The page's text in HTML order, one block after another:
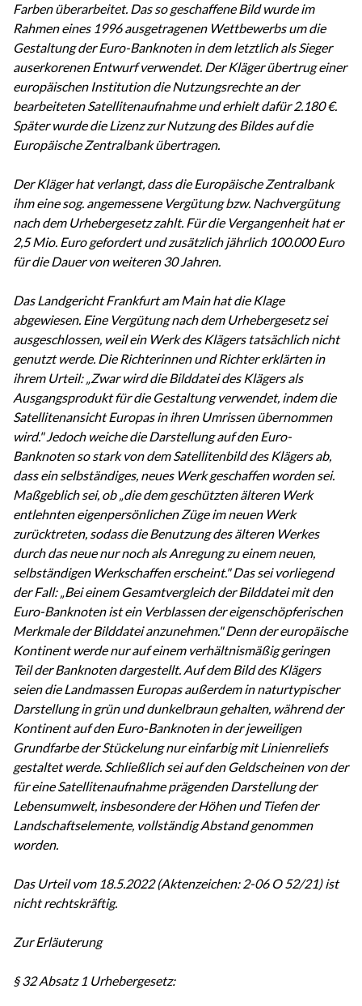
Farben überarbeitet. Das so geschaffene Bild wurde im
Rahmen eines 1996 ausgetragenen Wettbewerbs um die
Gestaltung der Euro-Banknoten in dem letztlich als Sieger
auserkorenen Entwurf verwendet. Der Kläger übertrug einer
europäischen Institution die Nutzungsrechte an der
bearbeiteten Satellitenaufnahme und erhielt dafür 2.180 €.
Später wurde die Lizenz zur Nutzung des Bildes auf die
Europäische Zentralbank übertragen.
Der Kläger hat verlangt, dass die Europäische Zentralbank
ihm eine sog. angemessene Vergütung bzw. Nachvergütung
nach dem Urhebergesetz zahlt. Für die Vergangenheit hat er
2,5 Mio. Euro gefordert und zusätzlich jährlich 100.000 Euro
für die Dauer von weiteren 30 Jahren.
Das Landgericht Frankfurt am Main hat die Klage
abgewiesen. Eine Vergütung nach dem Urhebergesetz sei
ausgeschlossen, weil ein Werk des Klägers tatsächlich nicht
genutzt werde. Die Richterinnen und Richter erklärten in
ihrem Urteil: „Zwar wird die Bilddatei des Klägers als
Ausgangsprodukt für die Gestaltung verwendet, indem die
Satellitenansicht Europas in ihren Umrissen übernommen
wird." Jedoch weiche die Darstellung auf den Euro-
Banknoten so stark von dem Satellitenbild des Klägers ab,
dass ein selbständiges, neues Werk geschaffen worden sei.
Maßgeblich sei, ob „die dem geschützten älteren Werk
entlehnten eigenpersönlichen Züge im neuen Werk
zurücktreten, sodass die Benutzung des älteren Werkes
durch das neue nur noch als Anregung zu einem neuen,
selbständigen Werkschaffen erscheint." Das sei vorliegend
der Fall: „Bei einem Gesamtvergleich der Bilddatei mit den
Euro-Banknoten ist ein Verblassen der eigenschöpferischen
Merkmale der Bilddatei anzunehmen." Denn der europäische
Kontinent werde nur auf einem verhältnismäßig geringen
Teil der Banknoten dargestellt. Auf dem Bild des Klägers
seien die Landmassen Europas außerdem in naturtypischer
Darstellung in grün und dunkelbraun gehalten, während der
Kontinent auf den Euro-Banknoten in der jeweiligen
Grundfarbe der Stückelung nur einfarbig mit Linienreliefs
gestaltet werde. Schließlich sei auf den Geldscheinen von der
für eine Satellitenaufnahme prägenden Darstellung der
Lebensumwelt, insbesondere der Höhen und Tiefen der
Landschaftselemente, vollständig Abstand genommen
worden.
Das Urteil vom 18.5.2022 (Aktenzeichen: 2-06 O 52/21) ist
nicht rechtskräftig.
Zur Erläuterung
§ 32 Absatz 1 Urhebergesetz: